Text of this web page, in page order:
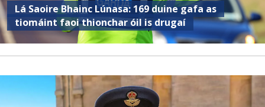
Lá Saoire Bhainc Lúnasa: 169 duine gafa as
tiomáint faoi thionchar óil is drugaí